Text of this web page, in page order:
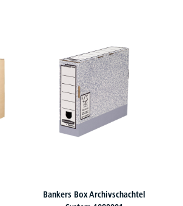
Bankers Box Archivschachtel